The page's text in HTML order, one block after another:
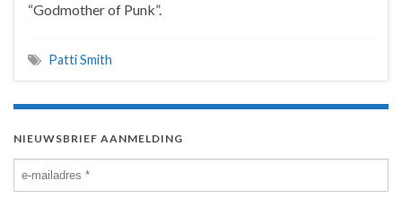
“Godmother of Punk”.
Patti Smith
NIEUWSBRIEF AANMELDING